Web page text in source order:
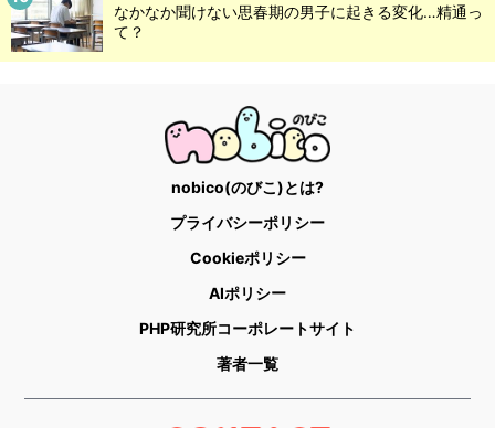
なかなか聞けない思春期の男子に起きる変化…精通っ
て？
nobico(のびこ)とは?
プライバシーポリシー
Cookieポリシー
AIポリシー
PHP研究所コーポレートサイト
著者一覧